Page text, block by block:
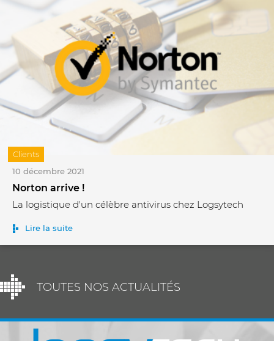
10 décembre 2021
Norton arrive !
La logistique d'un célèbre antivirus chez Logsytech
Lire la suite
Clients
TOUTES NOS ACTUALITÉS